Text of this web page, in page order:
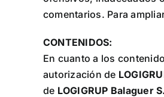
comentarios. Para
CONTENIDOS:
En cuanto a los
autorización de
de LOGIGRUP Balaguer